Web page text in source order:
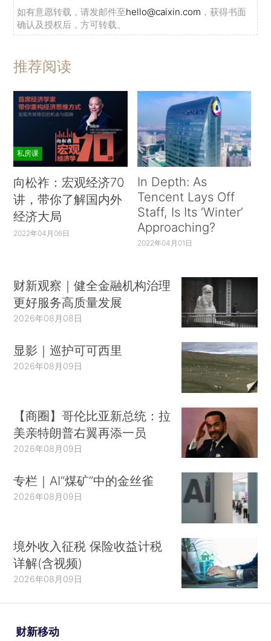
如有意愿转载，请发邮件至hello@caixin.com ，获得书面
确认及授权后，方可转载。
推荐阅读
私房课
向松祚：宏观经济70
讲，带你了解国内外
经济大局
2022年04月06日
In Depth: As
Tencent Lays Off
Staff, Is Its ‘Winter’
Approaching?
2022年04月01日
财新观察｜健全金融机构治理
更好服务高质量发展
2026年08月08日
显影｜巡护可可西里
2026年08月09日
【商圈】哥伦比亚新总统：拉
美亲特朗普右翼再添一员
2026年08月09日
专栏｜AI“煤矿”中的金丝雀
2026年08月09日
境外收入征税 保险收益计税
详解(含视频)
2026年08月09日
财新移动